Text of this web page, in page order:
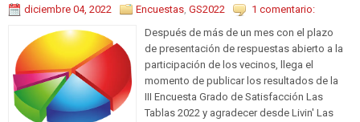
diciembre 04, 2022 Encuestas, GS2022
1 comentario:
Después de más de un mes con el plazo
de presentación de respuestas abierto a la
participación de los vecinos, llega el
momento de publicar los resultados de la
III Encuesta Grado de Satisfacción Las
Tablas 2022 y agradecer desde Livin' Las